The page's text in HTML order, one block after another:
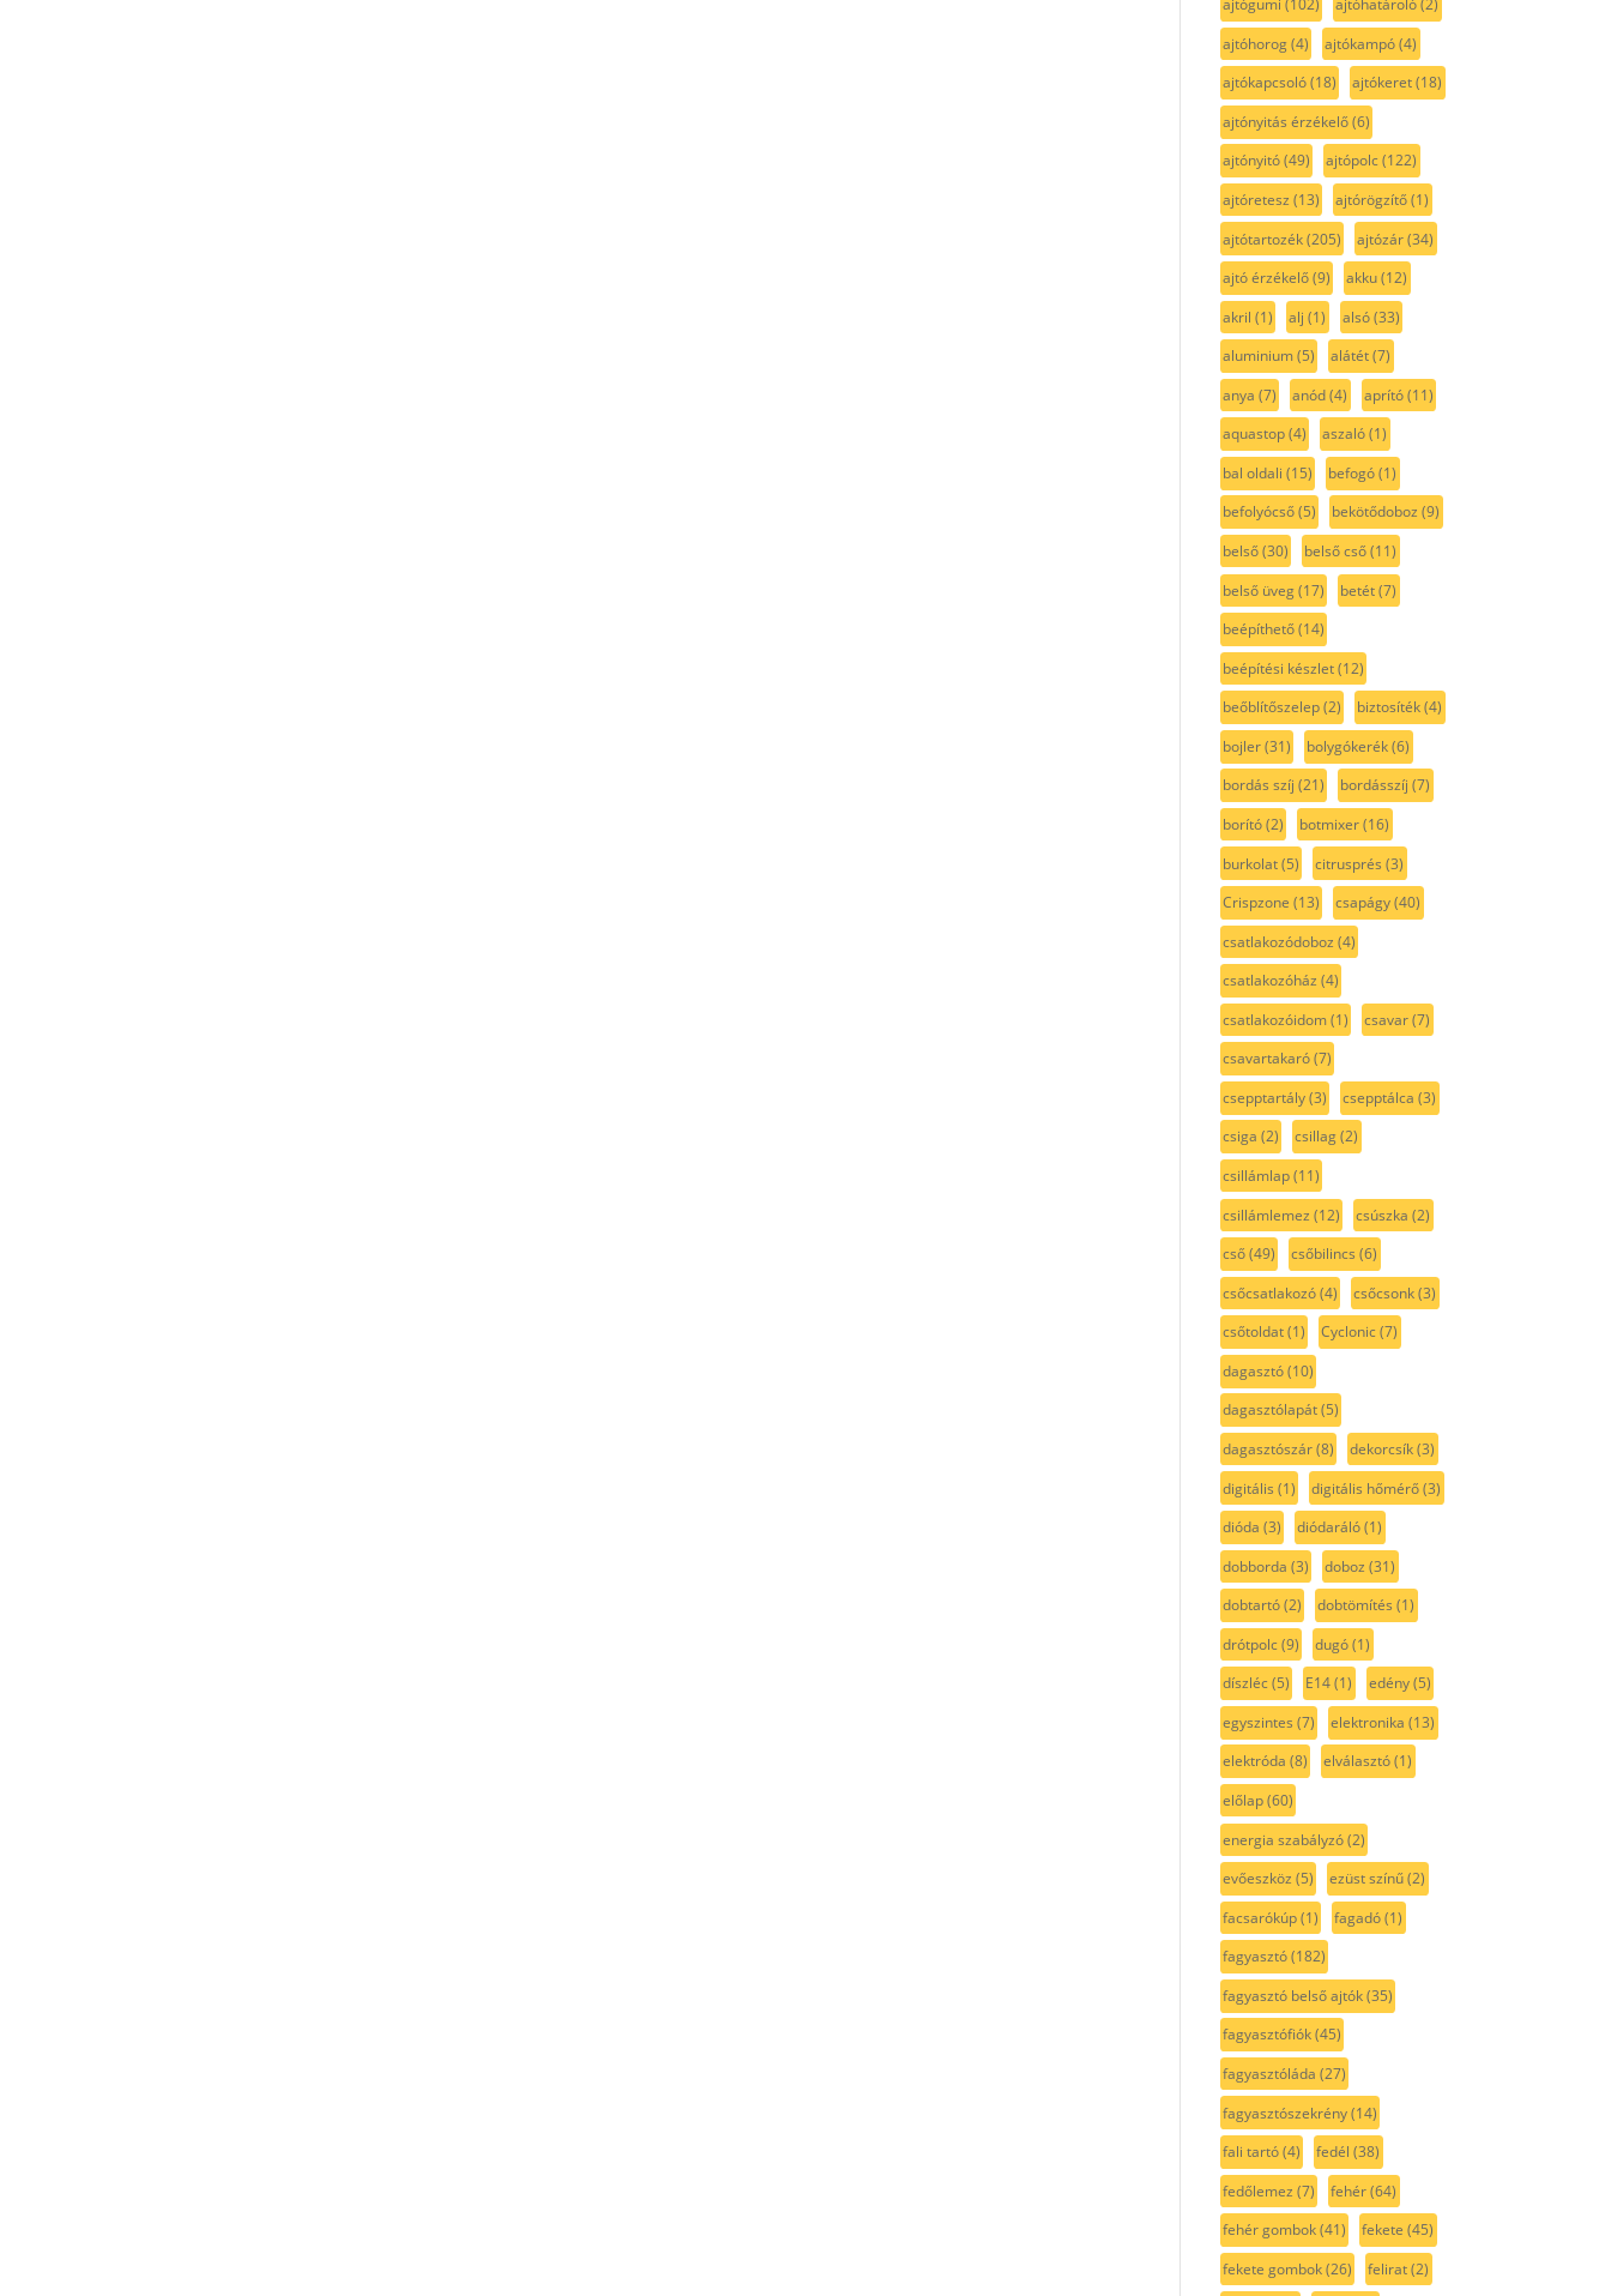
ajtógumi (102) ajtóhatároló(2)
ajtóhorog(4) ajtókampó(4)
ajtókapcsoló(18) ajtókeret(18)
ajtónyitás érzékelő(6)
ajtónyitó(49) ajtópolc(122)
ajtóretesz (13) ajtórögzítő(1)
ajtótartozék(205) ajtózár(34)
ajtó érzékelő(9) akku(12)
akril (1) alj (1) alsó(33)
aluminium(5) alátét(7)
anya (7) anód(4) aprító(11)
aquastop(4) aszaló(1)
bal oldali (15) befogó(1)
befolyócső(5) bekötődoboz (9)
belső(30) belső cső(11)
belső üveg(17) betét(7)
beépíthető(14)
beépítési készlet(12)
beőblítőszelep(2) biztosíték(4)
bojler(31) bolygókerék(6)
bordás szíj (21) bordásszíj (7)
borító(2) botmixer(16)
burkolat(5) citrusprés (3)
Crispzone (13) csapágy(40)
csatlakozódoboz (4)
csatlakozóház (4)
csatlakozóidom(1) csavar(7)
csavartakaró(7)
csepptartály(3) csepptálca (3)
csiga (2) csillag(2)
csillámlap(11)
csillámlemez (12) csúszka (2)
cső(49) csőbilincs (6)
csőcsatlakozó(4) csőcsonk(3)
csőtoldat(1) Cyclonic(7)
dagasztó(10)
dagasztólapát(5)
dagasztószár(8) dekorcsík(3)
digitális (1) digitális hőmérő(3)
dióda (3) diódaráló(1)
dobborda (3) doboz (31)
dobtartó(2) dobtömítés (1)
drótpolc(9) dugó(1)
díszléc(5) E14(1) edény(5)
egyszintes (7) elektronika (13)
elektróda (8) elválasztó(1)
előlap(60)
energia szabályzó(2)
evőeszköz (5) ezüst színű(2)
facsarókúp(1) fagadó(1)
fagyasztó(182)
fagyasztó belső ajtók(35)
fagyasztófiók(45)
fagyasztóláda (27)
fagyasztószekrény(14)
fali tartó(4) fedél (38)
fedőlemez (7) fehér(64)
fehér gombok(41) fekete (45)
fekete gombok(26) felirat(2)